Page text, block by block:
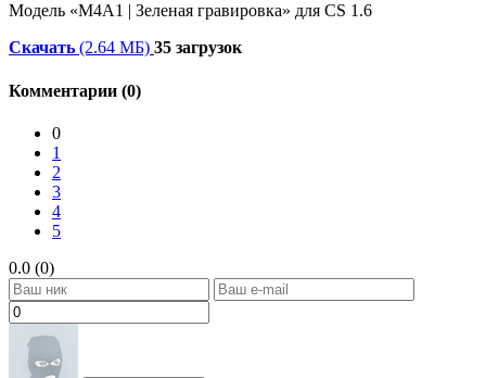
Модель «М4А1 | Зеленая гравировка» для CS 1.6
Скачать (2.64 МБ) 35 загрузок
Комментарии (0)
0
1
2
3
4
5
0.0 (0)